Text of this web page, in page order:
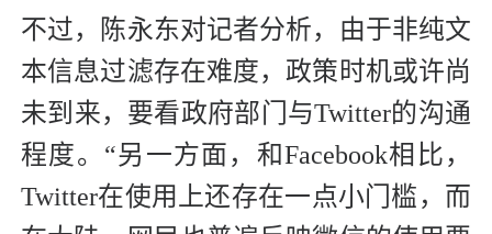
不过，陈永东对记者分析，由于非纯文
本信息过滤存在难度，政策时机或许尚
未到来，要看政府部门与Twitter的沟通
程度。“另一方面，和Facebook相比，
Twitter在使用上还存在一点小门槛，而